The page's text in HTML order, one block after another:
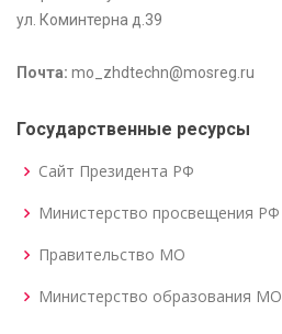
ул. Коминтерна д.39
Почта: mo_zhdtechn@mosreg.ru
Государственные ресурсы
Сайт Президента РФ
Министерство просвещения РФ
Правительство МО
Министерство образования МО